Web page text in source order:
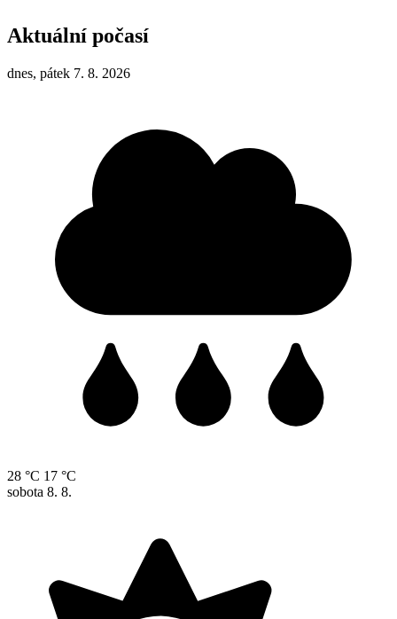
Aktuální počasí
dnes, pátek 7. 8. 2026
28 °C 17 °C
sobota 8. 8.